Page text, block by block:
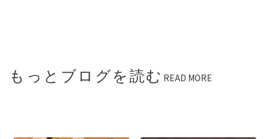
もっとブログを読む READ MORE